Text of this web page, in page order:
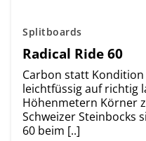
Splitboards
Radical Ride 60
Carbon statt
leichtfüssig auf richtig
Höhenmetern Körner
Schweizer Steinbocks
60 beim [..]